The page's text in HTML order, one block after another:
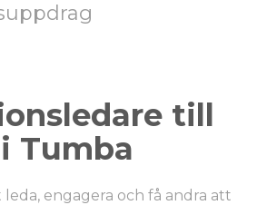
till
Tumba
leda, engagera och få andra att